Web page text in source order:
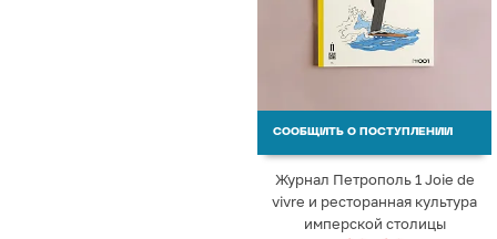
СООБЩИТЬ О ПОСТУПЛЕНИИ
Журнал Петрополь 1 Joie de
vivre и ресторанная культура
имперской столицы